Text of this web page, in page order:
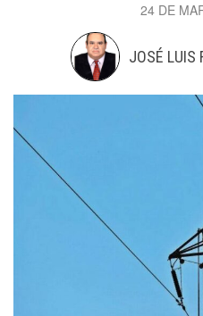
24 DE
JOSÉ LUIS